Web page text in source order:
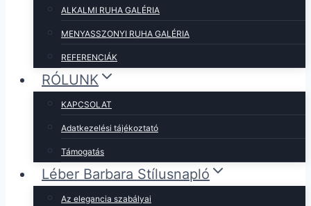
ALKALMI RUHA GALÉRIA
MENYASSZONYI RUHA GALÉRIA
REFERENCIÁK
RÓLUNK
KAPCSOLAT
Adatkezelési tájékoztató
Támogatás
Léber Barbara Stílusnapló
Az elegancia szabályai